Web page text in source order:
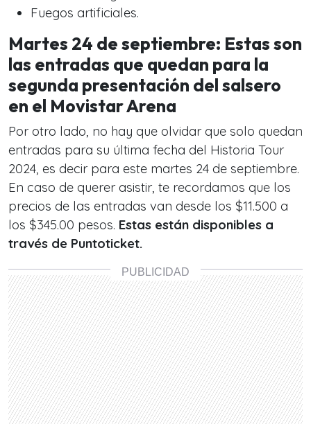
Fuegos artificiales.
Martes 24 de septiembre: Estas son
las entradas que quedan para la
segunda presentación del salsero
en el Movistar Arena
Por otro lado, no hay que olvidar que solo quedan
entradas para su última fecha del Historia Tour
2024, es decir para este martes 24 de septiembre.
En caso de querer asistir, te recordamos que los
precios de las entradas van desde los $11.500 a
los $345.00 pesos. Estas están disponibles a
través de Puntoticket.